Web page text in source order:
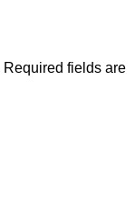
Required fields are